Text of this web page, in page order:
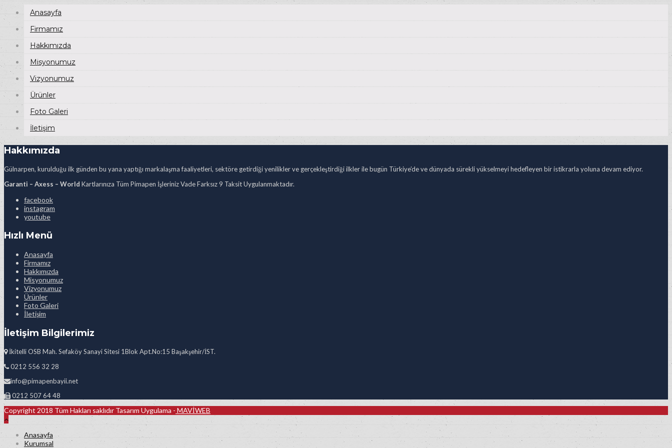
Anasayfa
Firmamız
Hakkımızda
Misyonumuz
Vizyonumuz
Ürünler
Foto Galeri
İletişim
Hakkımızda
Gülnarpen, kurulduğu ilk günden bu yana yaptığı markalaşma faaliyetleri, sektöre getirdiği yenilikler ve gerçekleştirdiği ilkler ile bugün Türkiye’de ve dünyada sürekli yükselmeyi hedefleyen bir istikrarla yoluna devam ediyor.
Garanti – Axess – World Kartlarınıza Tüm Pimapen İşleriniz Vade Farksız 9 Taksit Uygulanmaktadır.
facebook
instagram
youtube
Hızlı Menü
Anasayfa
Firmamız
Hakkımızda
Misyonumuz
Vizyonumuz
Ürünler
Foto Galeri
İletişim
İletişim Bilgilerimiz
İkitelli OSB Mah. Sefaköy Sanayi Sitesi 1Blok Apt.No:15 Başakşehir/İST.
0212 556 32 28
info@pimapenbayii.net
0212 507 64 48
Copyright 2018 Tüm Hakları saklıdır Tasarım Uygulama - MAVİWEB
Anasayfa
Kurumsal